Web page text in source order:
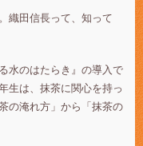
織田信長って、知って
水のはたらき』の導入で
生は、抹茶に関心を持っ
の淹れ方」から「抹茶の